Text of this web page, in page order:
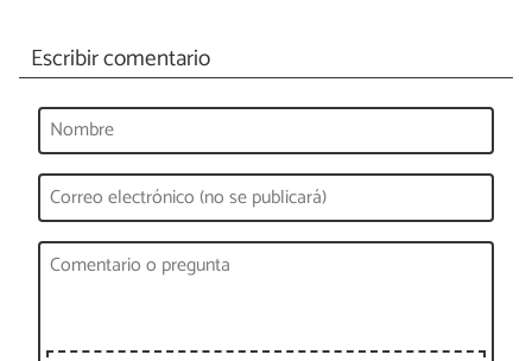
Escribir comentario